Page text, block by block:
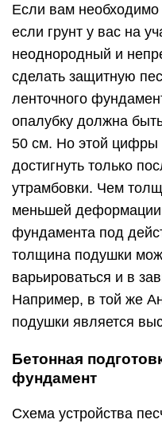
Если вам
если грунт у вас на
неоднородный и
сделать защитную
ленточного
опалубку должна
50 см. Но этой
достигнуть только
утрамбовки. Чем
меньшей
фундамента под
толщина подушки
варьироваться и в
Например, в той же
подушки является
Бетонная
фундамент
Схема устройства